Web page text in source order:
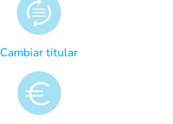
Cambiar titular